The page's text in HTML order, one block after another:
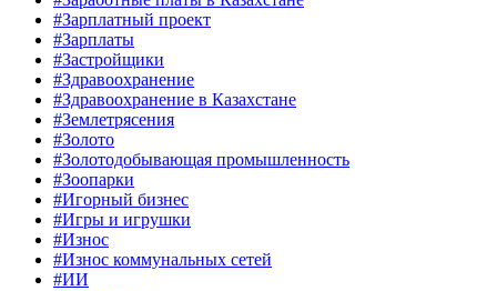
#Зарплатный проект
#Зарплаты
#Застройщики
#Здравоохранение
#Здравоохранение в Казахстане
#Землетрясения
#Золото
#Золотодобывающая промышленность
#Зоопарки
#Игорный бизнес
#Игры и игрушки
#Износ
#Износ коммунальных сетей
#ИИ